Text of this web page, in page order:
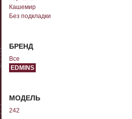
Кашемир
Без подкладки
БРЕНД
Все
EDMINS
МОДЕЛЬ
242